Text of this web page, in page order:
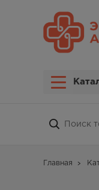
Главная